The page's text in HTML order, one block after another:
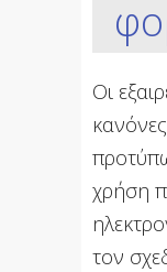
Οι
χρήση
τον